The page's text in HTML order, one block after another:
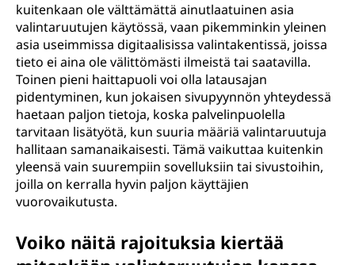
kuitenkaan ole välttämättä ainutlaatuinen asia
valintaruutujen käytössä, vaan pikemminkin yleinen
asia useimmissa digitaalisissa valintakentissä, joissa
tieto ei aina ole välittömästi ilmeistä tai saatavilla.
Toinen pieni haittapuoli voi olla latausajan
pidentyminen, kun jokaisen sivupyynnön yhteydessä
haetaan paljon tietoja, koska palvelinpuolella
tarvitaan lisätyötä, kun suuria määriä valintaruutuja
hallitaan samanaikaisesti. Tämä vaikuttaa kuitenkin
yleensä vain suurempiin sovelluksiin tai sivustoihin,
joilla on kerralla hyvin paljon käyttäjien
vuorovaikutusta.
Voiko näitä rajoituksia kiertää